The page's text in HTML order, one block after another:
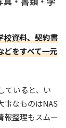
校資料、契約書
どをすべて一元
ていると、い
事なものはNAS
報整理もスムー